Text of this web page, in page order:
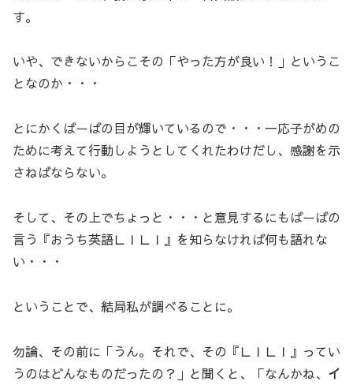
す。
いや、できないからこその「やった方が良い！」というこ
となのか・・・
とにかくばーばの目が輝いているので・・・一応子がめの
ために考えて行動しようとしてくれたわけだし、感謝を示
さねばならない。
そして、その上でちょっと・・・と意見するにもばーばの
言う『おうち英語ＬＩＬＩ』を知らなければ何も語れな
い・・・
ということで、結局私が調べることに。
勿論、その前に「うん。それで、その『ＬＩＬＩ』ってい
うのはどんなものだったの？」と聞くと、「なんかね、 イ